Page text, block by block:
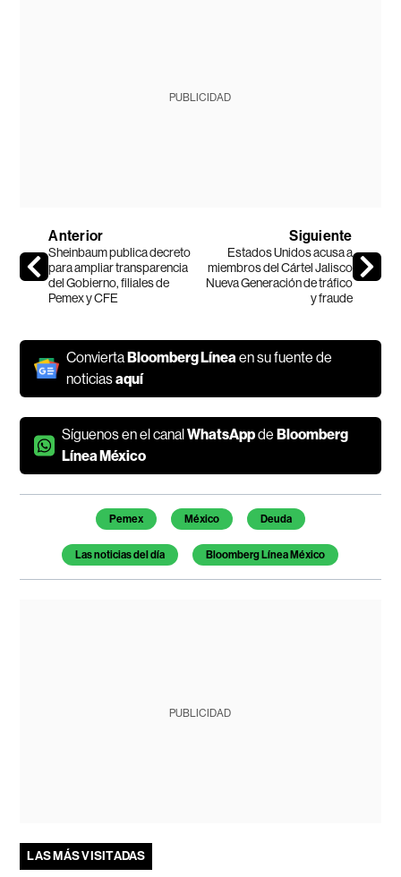
PUBLICIDAD
Anterior
Sheinbaum publica decreto
para ampliar transparencia
del Gobierno, filiales de
Pemex y CFE
Siguiente
Estados Unidos acusa a
miembros del Cártel Jalisco
Nueva Generación de tráfico
y fraude
ConviertaBloomberg Línea en su fuente de
noticiasaquí
Síguenos en el canalWhatsAppdeBloomberg
Línea México
Temas de este artículo
Pemex México Deuda
Las noticias del día Bloomberg Línea México
PUBLICIDAD
LAS MÁS VISITADAS